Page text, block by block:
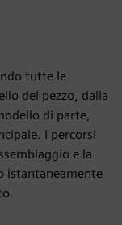
tutte le
del pezzo, dalla
di parte,
I percorsi
e la
istantaneamente